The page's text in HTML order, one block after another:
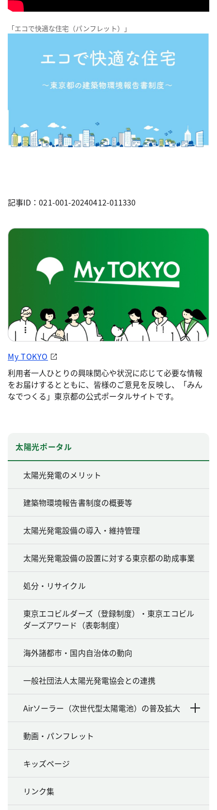
「エコで快適な住宅（パンフレット）」
記事ID：021-001-20240412-011330
My TOKYO
利用者一人ひとりの興味関心や状況に応じて必要な情報
をお届けするとともに、皆様のご意見を反映し、「みん
なでつくる」東京都の公式ポータルサイトです。
太陽光ポータル
太陽光発電のメリット
建築物環境報告書制度の概要等
太陽光発電設備の導入・維持管理
太陽光発電設備の設置に対する東京都の助成事業
処分・リサイクル
東京エコビルダーズ（登録制度）・東京エコビル
ダーズアワード（表彰制度）
海外諸都市・国内自治体の動向
一般社団法人太陽光発電協会との連携
Airソーラー（次世代型太陽電池）の普及拡大
動画・パンフレット
キッズページ
リンク集